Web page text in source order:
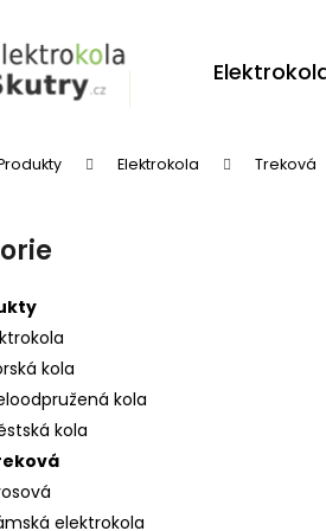
Elektrokola Treková
kola
kola
kola
elektrokola